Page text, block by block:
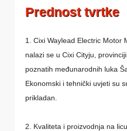
Prednost tvrtke
1. Cixi Waylead Electric Motor
nalazi se u Cixi Cityju,
poznatih međunarodnih luka
Ekonomski i tehnički uvjeti su
prikladan.
2. Kvaliteta i proizvodnja na